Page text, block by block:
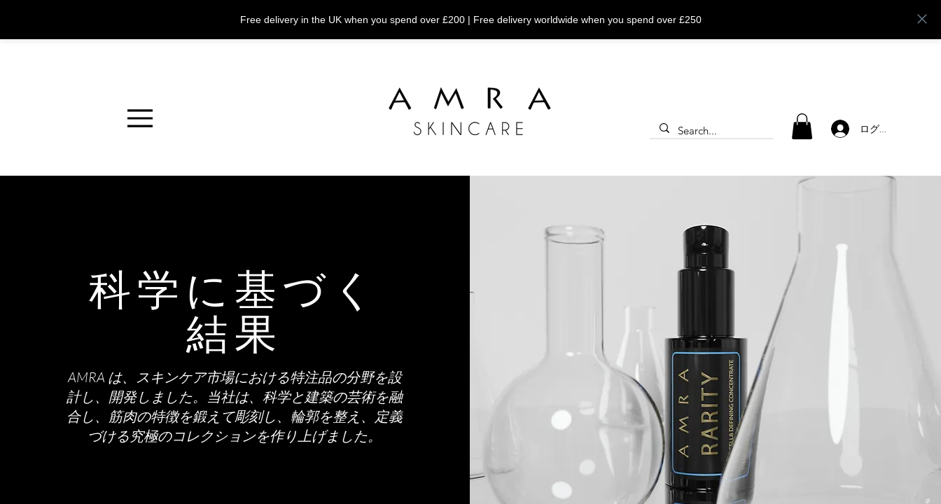
Free delivery in the UK when you spend over £200 | Free delivery worldwide when you spend over £250
ログイン
科学に基づく
結果
AMRA は、スキンケア市場における特注品の分野を設
計し、開発しました。当社は、科学と建築の芸術を融
合し、筋肉の特徴を鍛えて彫刻し、輪郭を整え、定義
づける究極のコレクションを作り上げました。